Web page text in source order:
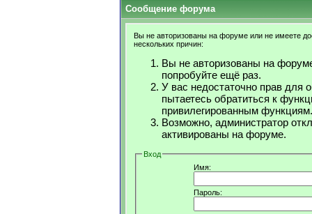
Сообщение форума
Вы не авторизованы на форуме или не имеете
нескольких причин:
Вы не авторизованы на
попробуйте ещё раз.
У вас недостаточно прав для
пытаетесь обратиться к
привилегированным функциям.
Возможно, администратор
активированы на форуме.
Вход
Имя:
Пароль: